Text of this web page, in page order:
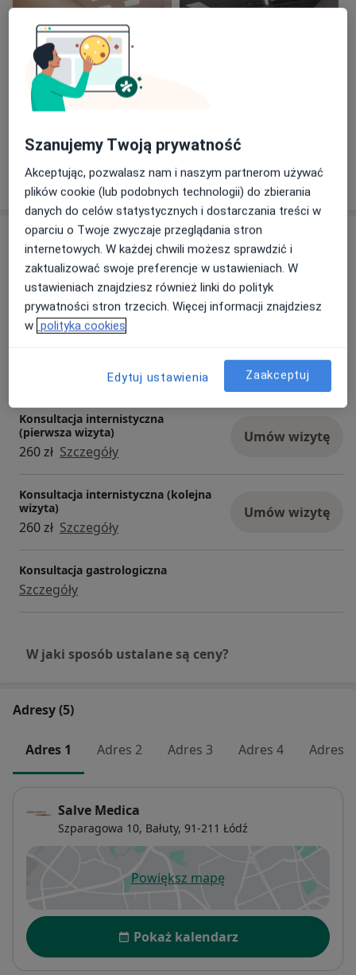
Pokaż więcejo doświadczeniu
Usługi i ceny
Konsultacja gastrologiczna (kolejna
wizyta)
260 zł Szczegóły
Umów wizytę
Szczegóły
Umów wizytę
Konsultacja internistyczna
(pierwsza wizyta)
260 zł Szczegóły
Umów wizytę
Konsultacja internistyczna (kolejna
wizyta)
260 zł Szczegóły
Umów wizytę
Konsultacja gastrologiczna
Szczegóły
W jaki sposób ustalane są ceny?
Adresy (5)
Adres 1 Adres 2 Adres 3 Adres 4 Adres 5
Salve Medica
Szparagowa 10, Bałuty, 91-211 Łódź
Powiększ mapęotwiera się w nowej karcie
Dostępność
Pokaż kalendarz
Szanujemy Twoją prywatność
Akceptując, pozwalasz nam i naszym partnerom używać
plików cookie (lub podobnych technologii) do zbierania
danych do celów statystycznych i dostarczania treści w
oparciu o Twoje zwyczaje przeglądania stron
internetowych. W każdej chwili możesz sprawdzić i
zaktualizować swoje preferencje w ustawieniach. W
ustawieniach znajdziesz również linki do polityk
prywatności stron trzecich. Więcej informacji znajdziesz
w polityka cookies
Edytuj ustawienia Zaakceptuj